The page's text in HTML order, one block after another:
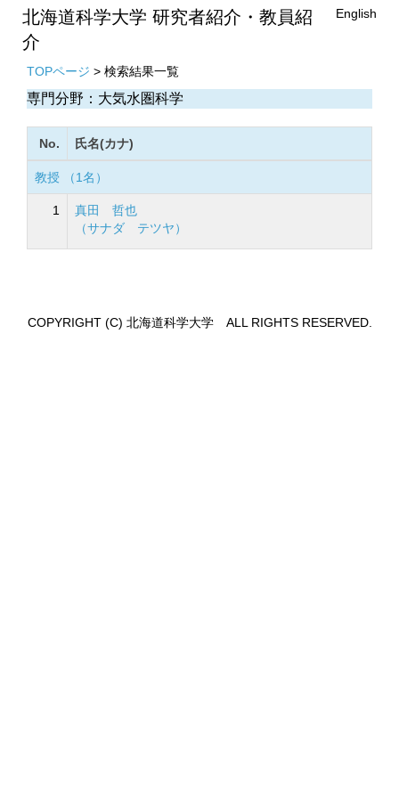
北海道科学大学 研究者紹介・教員紹
介
English
TOPページ > 検索結果一覧
専門分野：大気水圏科学
No. 氏名(カナ)
教授 （1名）
1
真田 哲也
（サナダ テツヤ）
COPYRIGHT (C) 北海道科学大学 ALL RIGHTS RESERVED.